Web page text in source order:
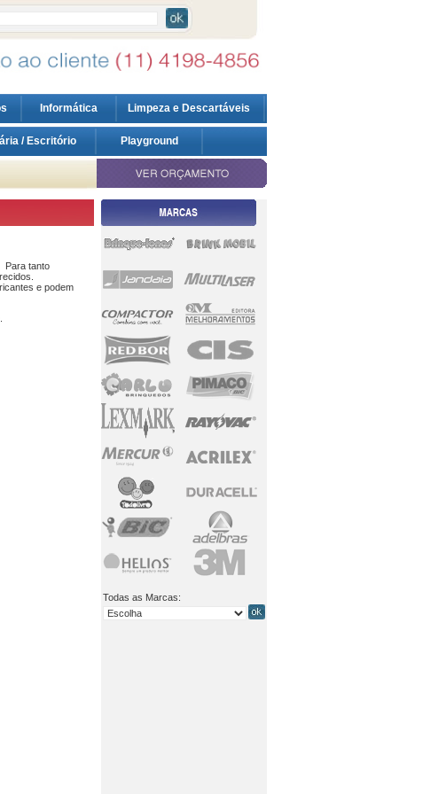
Informática Limpeza e Descartáveis
/ Escritório Playground
Para tanto
e podem
Todas as Marcas: